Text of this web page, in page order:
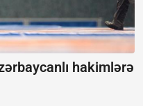
hakimlərə